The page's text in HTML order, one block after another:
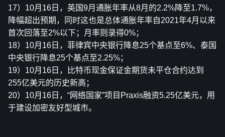
17）10月16日，英国9月通胀年率从8月的2.2%降至1.7%，
降幅超出预期，同时这也是总体通胀年率自2021年4月以来
首次回落至2%以下；月率则录得0%；
18）10月16日，菲律宾中央银行降息25个基点至6%、泰国
中央银行降息25个基点至2.25%；
19）10月16日，比特币现金保证金期货未平仓合约达到
255亿美元的历史新高；
20）10月16日，“网络国家”项目Praxis融资5.25亿美元，用
于建设加密友好型城市。